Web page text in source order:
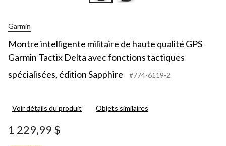
Garmin
Montre intelligente militaire de haute qualité GPS
Garmin Tactix Delta avec fonctions tactiques
spécialisées, édition Sapphire
#774-6119-2
Voir détails du produit Objets similaires
1 229,99 $